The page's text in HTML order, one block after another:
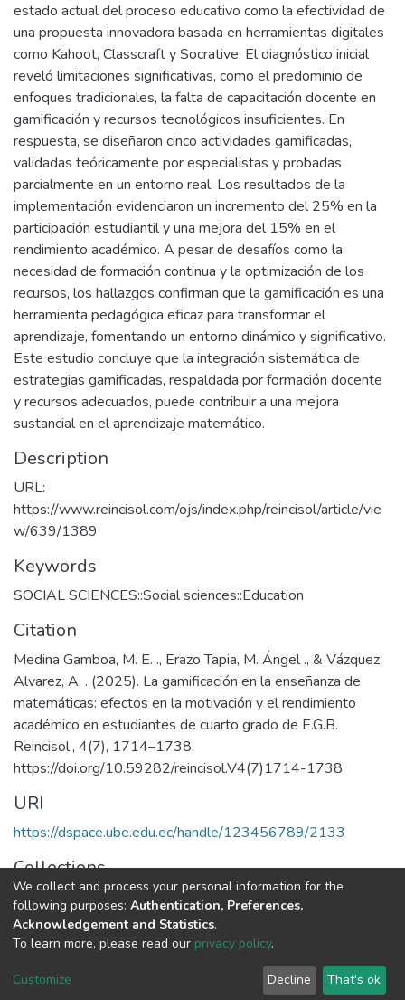
estado actual del proceso educativo como la efectividad de
una propuesta innovadora basada en herramientas digitales
como Kahoot, Classcraft y Socrative. El diagnóstico inicial
reveló limitaciones significativas, como el predominio de
enfoques tradicionales, la falta de capacitación docente en
gamificación y recursos tecnológicos insuficientes. En
respuesta, se diseñaron cinco actividades gamificadas,
validadas teóricamente por especialistas y probadas
parcialmente en un entorno real. Los resultados de la
implementación evidenciaron un incremento del 25% en la
participación estudiantil y una mejora del 15% en el
rendimiento académico. A pesar de desafíos como la
necesidad de formación continua y la optimización de los
recursos, los hallazgos confirman que la gamificación es una
herramienta pedagógica eficaz para transformar el
aprendizaje, fomentando un entorno dinámico y significativo.
Este estudio concluye que la integración sistemática de
estrategias gamificadas, respaldada por formación docente
y recursos adecuados, puede contribuir a una mejora
sustancial en el aprendizaje matemático.
Description
URL:
https://www.reincisol.com/ojs/index.php/reincisol/article/vie
w/639/1389
Keywords
SOCIAL SCIENCES::Social sciences::Education
Citation
Medina Gamboa, M. E. ., Erazo Tapia, M. Ángel ., & Vázquez
Alvarez, A. . (2025). La gamificación en la enseñanza de
matemáticas: efectos en la motivación y el rendimiento
académico en estudiantes de cuarto grado de E.G.B.
Reincisol., 4(7), 1714–1738.
https://doi.org/10.59282/reincisol.V4(7)1714-1738
URI
https://dspace.ube.edu.ec/handle/123456789/2133
Collections
Artículos Científicos
Full item page
copyright © 2002-2026LYRASIS
We collect and process your personal information for the
following purposes: Authentication, Preferences,
Acknowledgement and Statistics.
To learn more, please read our privacy policy.
Customize Decline That's ok